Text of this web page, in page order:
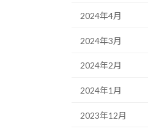
2024年4月
2024年3月
2024年2月
2024年1月
2023年12月